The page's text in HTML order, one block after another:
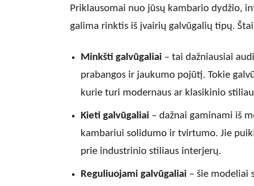
Priklausomai nuo jūsų kambario dydžio,
galima rinktis iš įvairių galvūgalių tipų.
Minkšti galvūgaliai – tai dažniausiai
prabangos ir jaukumo pojūtį. Tokie
kurie turi modernaus ar klasikinio
Kieti galvūgaliai – dažnai gaminami iš
kambariui solidumo ir tvirtumo. Jie
prie industrinio stiliaus interjerų.
Reguliuojami galvūgaliai – šie modeliai